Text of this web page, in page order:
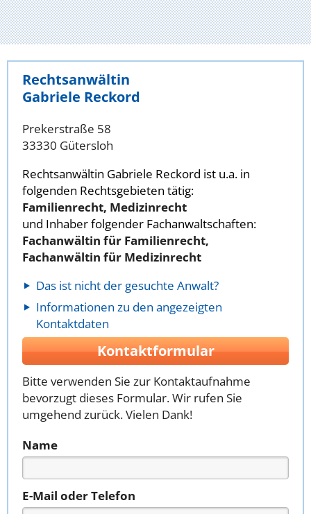
Rechtsanwältin
Gabriele Reckord
Prekerstraße 58
33330 Gütersloh
Rechtsanwältin Gabriele Reckord ist u.a. in
folgenden Rechtsgebieten tätig:
Familienrecht, Medizinrecht
und Inhaber folgender Fachanwaltschaften:
Fachanwältin für Familienrecht,
Fachanwältin für Medizinrecht
Das ist nicht der gesuchte Anwalt?
Informationen zu den angezeigten
Kontaktdaten
Kontaktformular
Bitte verwenden Sie zur Kontaktaufnahme
bevorzugt dieses Formular. Wir rufen Sie
umgehend zurück. Vielen Dank!
Name
E-Mail oder Telefon